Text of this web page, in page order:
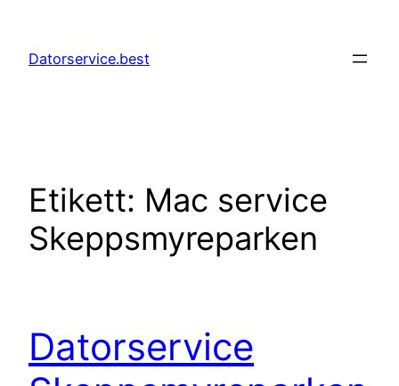
innehåll
Datorservice.best
Etikett: Mac service
Skeppsmyreparken
Datorservice